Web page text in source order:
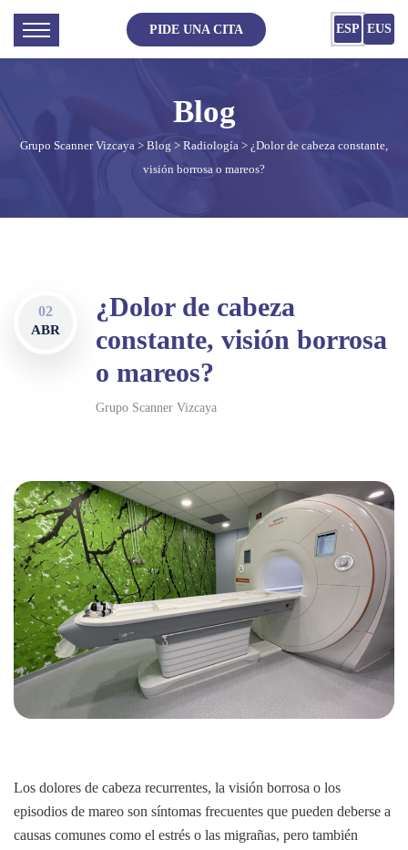
PIDE UNA CITA ESP EUS
Grupo Scanner Vizcaya > Blog > Radiología > ¿Dolor de cabeza constante,
visión borrosa o mareos?
02
ABR
¿Dolor de cabeza
constante, visión borrosa
o mareos?
Grupo Scanner Vizcaya
Los dolores de cabeza recurrentes, la visión borrosa o los
episodios de mareo son síntomas frecuentes que pueden deberse a
causas comunes como el estrés o las migrañas, pero también